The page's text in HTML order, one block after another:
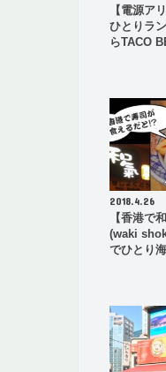
【電源ア
ひとりラ
らTACO
2018.4.26
【香港で
(waki
でひとり